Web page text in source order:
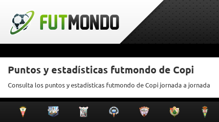
Puntos y estadísticas futmondo de Copi
Consulta los puntos y estadísticas futmondo de Copi jornada a jornada